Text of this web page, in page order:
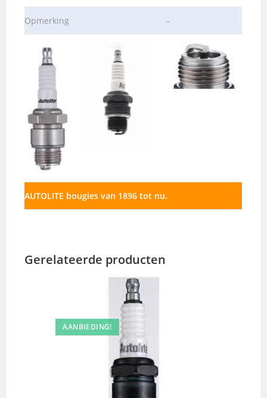
Opmerking –
AUTOLITE bougies van 1896 tot nu.
Gerelateerde producten
AANBIEDING!